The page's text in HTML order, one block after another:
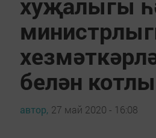
белән
автор, 27 май 2020 - 16:08